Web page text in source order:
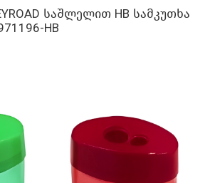
ᲓᲐᲛᲐᲢᲔᲑᲐ
საშლელით HB სამკუთხა
HB